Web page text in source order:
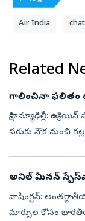
Air India
Related
గాలించినా ఫలితం
సాక్షి, న్యూఢిల్లీ:
సరుకు నౌక నుంచి
అనిల్‌ మీనన్‌
వాషింగ్టన్‌:
మార్పుల కోసం